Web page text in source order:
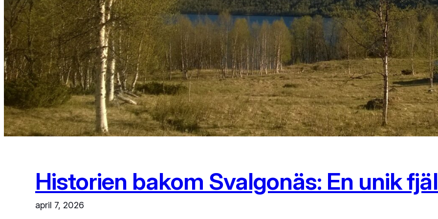
Historien bakom Svalgonäs: En unik
april 7, 2026